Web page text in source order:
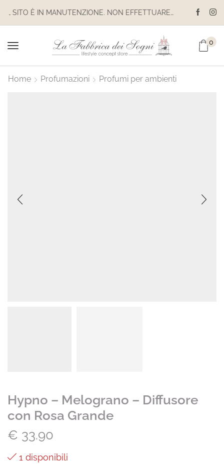
IL SITO È IN MANUTENZIONE. NON EFFETTUARE ACQUISTI. LE SPEDIZIONI SONO SOSPESE
0
Home Profumazioni Profumi per ambienti
Hypno – Melograno – Diffusore
con Rosa Grande
€ 33.90
1 disponibili